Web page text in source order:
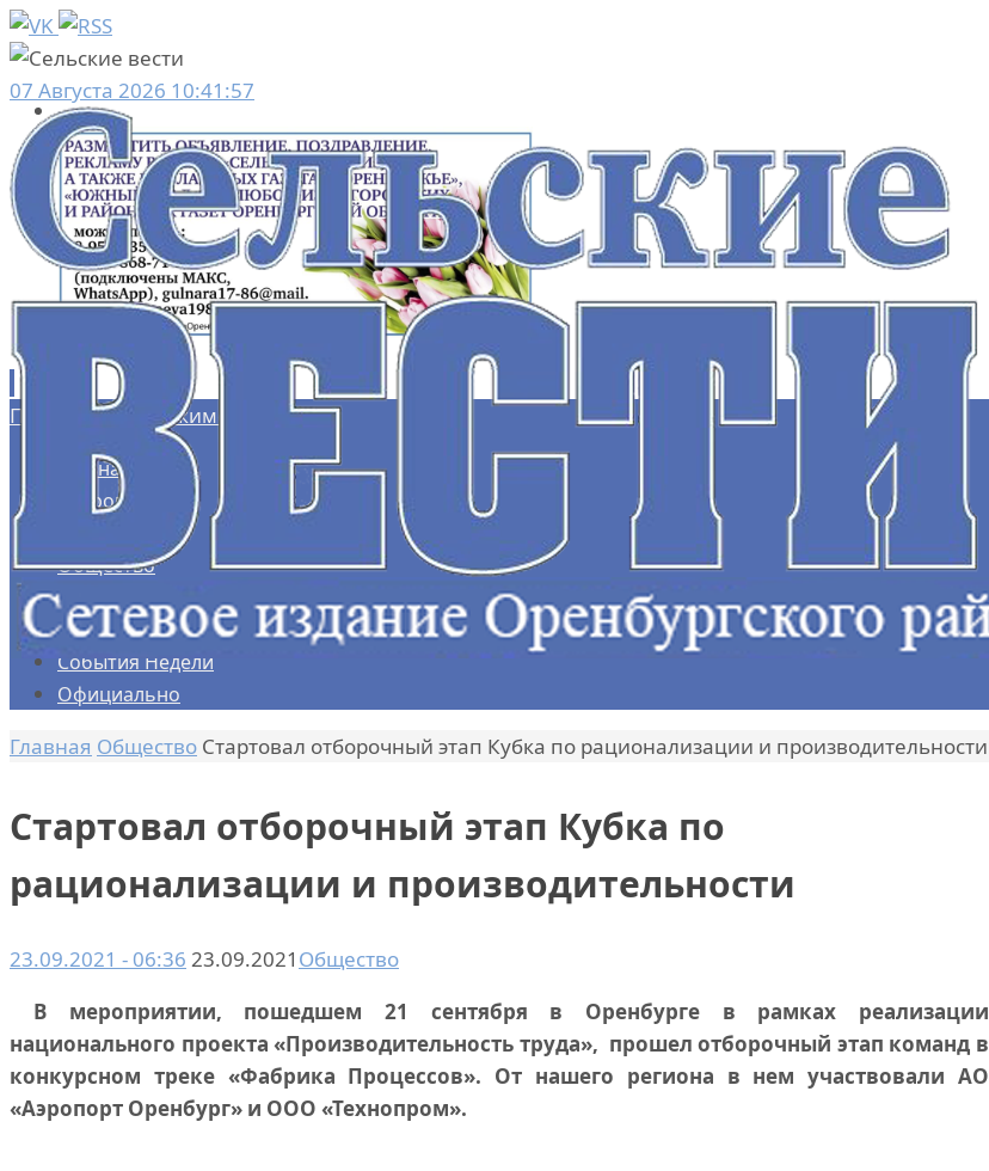
07 Августа 2026 10:41:57
Перейти к содержимому
Главная
Здоровье
Общество
Политика
Экономика
События Недели
Официально
Главная Общество Стартовал отборочный этап Кубка по рационализации и производительности
Стартовал отборочный этап Кубка по
рационализации и производительности
23.09.2021 - 06:36 23.09.2021 Общество
В мероприятии, пошедшем 21 сентября в Оренбурге в рамках реализации
национального проекта «Производительность труда», прошел отборочный этап команд в
конкурсном треке «Фабрика Процессов». От нашего региона в нем участвовали АО
«Аэропорт Оренбург» и ООО «Технопром».